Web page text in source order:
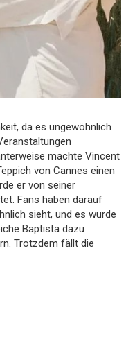
da es ungewöhnlich
machte Vincent
von Cannes einen
er von seiner
Fans haben darauf
sieht, und es wurde
Baptista dazu
Trotzdem fällt die